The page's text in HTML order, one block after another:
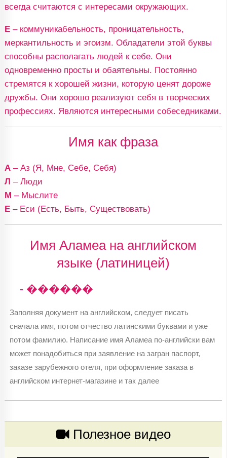
всегда считаются с интересами окружающих.
Е– коммуникабельность, проницательность,
меркантильность и эгоизм. Обладатели этой буквы
способны располагать людей к себе. Они
одновременно просты и обаятельны. Постоянно
стремятся к хорошей жизни, которую ценят дороже
дружбы. Они хорошо реализуют себя в творческих
профессиях. Являются интересными собеседниками.
Имя как фраза
А– Аз (Я, Мне, Себе, Себя)
Л – Люди
М – Мыслите
Е– Еси (Есть, Быть, Существовать)
Имя Аламеа на английском
языке (латиницей)
- ������
Заполняя документ на английском, следует писать
сначала имя, потом отчество латинскими буквами и уже
потом фамилию. Написание имя Аламеа по-английски вам
может понадобиться при заявление на загран паспорт,
заказе зарубежного отеля, при оформление заказа в
английском интернет-магазине и так далее
Полезное видео